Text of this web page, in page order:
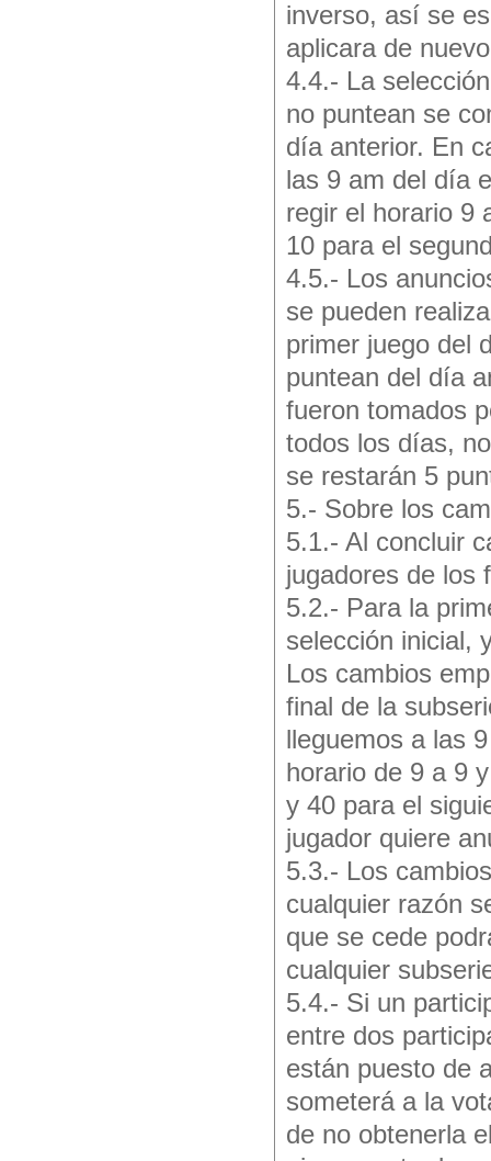
inverso, así se
aplicara de
4.4.- La
no puntean se
día anterior. En
las 9 am del día
regir el horario 9
10 para el
4.5.- Los
se pueden
primer juego del
puntean del día
fueron tomados
todos los días,
se restarán 5
5.- Sobre los
5.1.- Al concluir
jugadores de los
5.2.- Para la
selección inicial,
Los cambios
final de la
lleguemos a las
horario de 9 a 9
y 40 para el
jugador quiere
5.3.- Los
cualquier razón
que se cede
cualquier
5.4.- Si un
entre dos
están puesto de
someterá a la
de no obtenerla